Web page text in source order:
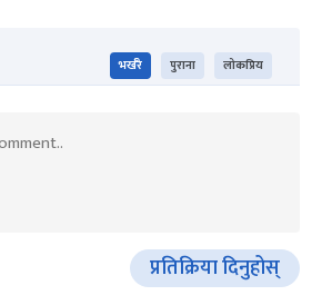
भर्खरै पुराना लोकप्रिय
प्रतिक्रिया दिनुहोस्